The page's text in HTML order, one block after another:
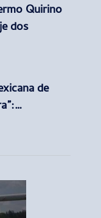
Quirino
dos
de